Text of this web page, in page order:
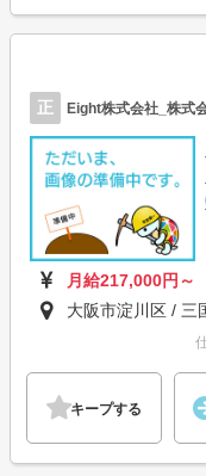
正 Eight株式会社_株式
月給217,000円～
大阪市淀川区 / 三
キープする